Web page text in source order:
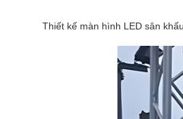
Thiết kế màn hình LED sân